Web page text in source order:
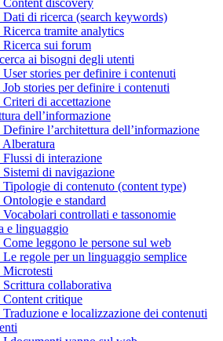
Content discovery
Dati di ricerca (search keywords)
Ricerca tramite analytics
Ricerca sui forum
ai bisogni degli utenti
User stories per definire i contenuti
stories per definire i contenuti
Criteri di accettazione
dell’informazione
Definire l’architettura dell’informazione
Alberatura
Flussi di interazione
Sistemi di navigazione
Tipologie di contenuto (content type)
e standard
Vocabolari controllati e tassonomie
e linguaggio
Come leggono le persone sul web
Le regole per un linguaggio semplice
Microtesti
Scrittura collaborativa
Content critique
Traduzione e localizzazione dei contenuti